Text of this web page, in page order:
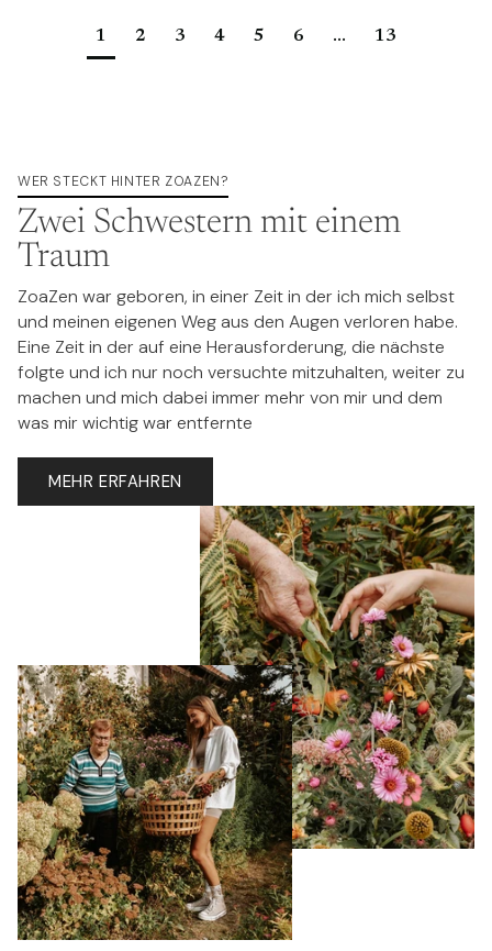
1 2 3 4 5 6 ... 13
WER STECKT HINTER ZOAZEN?
Zwei Schwestern mit einem
Traum
ZoaZen war geboren, in einer Zeit in der ich mich selbst
und meinen eigenen Weg aus den Augen verloren habe.
Eine Zeit in der auf eine Herausforderung, die nächste
folgte und ich nur noch versuchte mitzuhalten, weiter zu
machen und mich dabei immer mehr von mir und dem
was mir wichtig war entfernte
MEHR ERFAHREN